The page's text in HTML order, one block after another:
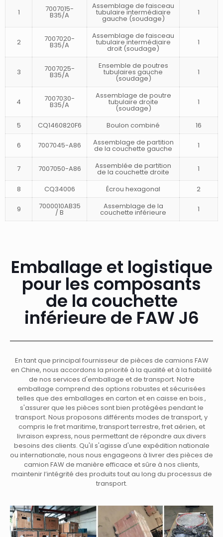
1 7007015-
B35/A
Assemblage de faisceau
tubulaire intermédiaire
gauche (soudage)
1
2 7007020-
B35/A
Assemblage de faisceau
tubulaire intermédiaire
droit (soudage)
1
3 7007025-
B35/A
Ensemble de poutres
tubulaires gauche
(soudage)
1
4 7007030-
B35/A
Assemblage de poutre
tubulaire droite
(soudage)
1
5 CQ1460820F6 Boulon combiné 16
6 7007045-A86 Assemblage de partition
de la couchette gauche 1
7 7007050-A86 Assemblée de partition
de la couchette droite 1
8 CQ34006 Écrou hexagonal 2
9 7000010AB35
/ B
Assemblage de la
couchette inférieure 1
Emballage et logistique
pour les composants
de la couchette
inférieure de FAW J6
En tant que principal fournisseur de pièces de camions FAW
en Chine, nous accordons la priorité à la qualité et à la fiabilité
de nos services d'emballage et de transport. Notre
emballage comprend des options robustes et sécurisées
telles que des emballages en carton et en caisse en bois.,
s'assurer que les pièces sont bien protégées pendant le
transport. Nous proposons différents modes de transport, y
compris le fret maritime, transport terrestre, fret aérien, et
livraison express, nous permettant de répondre aux divers
besoins des clients. Qu'il s'agisse d'une expédition nationale
ou internationale, nous nous engageons à livrer des pièces de
camion FAW de manière efficace et sûre à nos clients,
maintenir l’intégrité des produits tout au long du processus de
transport.